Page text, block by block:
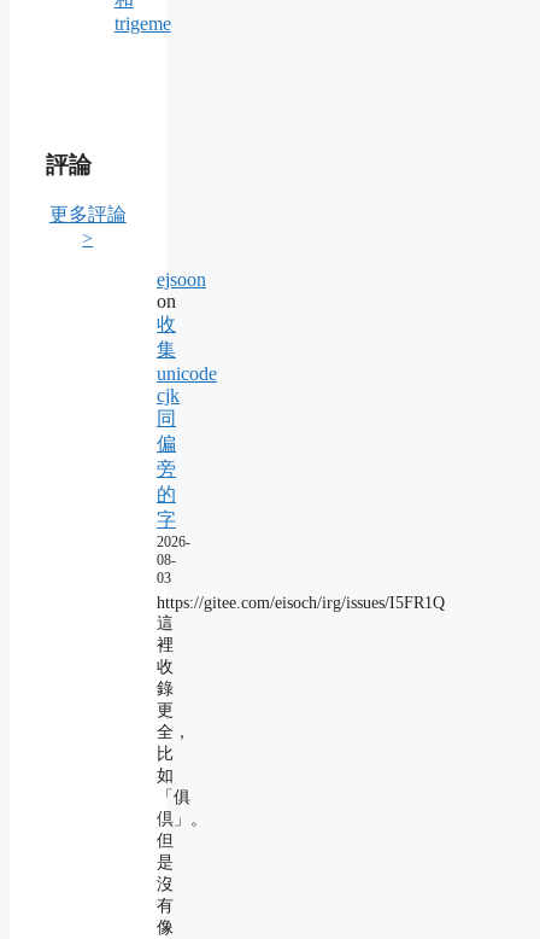
trigeme
評論
更多評論
>
ejsoon
on
收
集
unicode
cjk
同
偏
旁
的
字
2026-
08-
03
https://gitee.com/eisoch/irg/issues/I5FR1Q
這
裡
收
錄
更
全，
比
如
「俱
倶」。
但
是
沒
有
像